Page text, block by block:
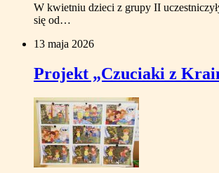
W kwietniu dzieci z grupy II
się od…
13 maja 2026
Projekt „Czuciaki z